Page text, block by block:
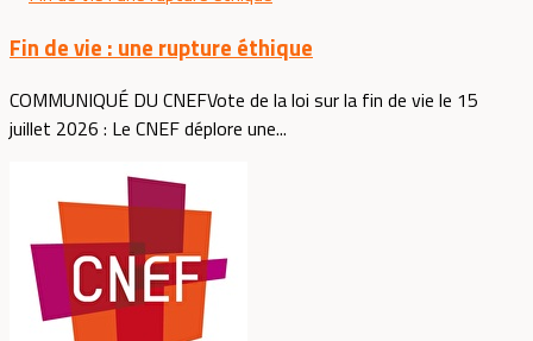
Fin de vie : une rupture éthique
COMMUNIQUÉ DU CNEFVote de la loi sur la fin de vie le 15
juillet 2026 : Le CNEF déplore une...